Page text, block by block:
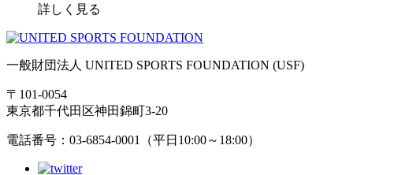
詳しく見る
一般財団法人 UNITED SPORTS FOUNDATION (USF)
〒101-0054
東京都千代田区神田錦町3-20
電話番号：03-6854-0001（平日10:00～18:00）